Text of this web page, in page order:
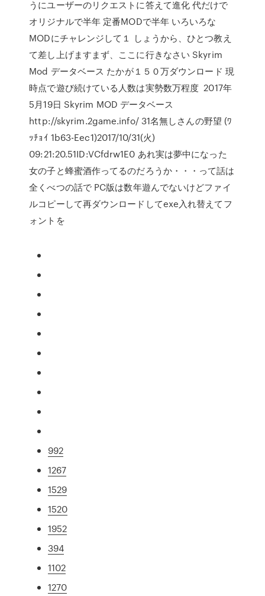
うにユーザーのリクエストに答えて進化 代だけで
オリジナルで半年 定番MODで半年 いろいろな
MODにチャレンジして１ しょうから、ひとつ教え
て差し上げますまず、ここに行きなさい Skyrim
Mod データベース たかが１５０万ダウンロード 現
時点で遊び続けている人数は実勢数万程度 2017年
5月19日 Skyrim MOD データベース
http://skyrim.2game.info/ 31名無しさんの野望 (ﾜ
ｯﾁｮｲ 1b63-Eec1)2017/10/31(火)
09:21:20.51ID:VCfdrw1E0 あれ実は夢中になった
女の子と蜂蜜酒作ってるのだろうか・・・って話は
全くべつの話で PC版は数年遊んでないけどファイ
ルコピーして再ダウンロードしてexe入れ替えてフ
ォントを
992
1267
1529
1520
1952
394
1102
1270